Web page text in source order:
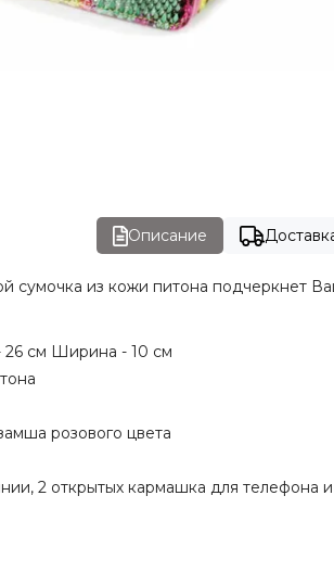
Описание
сумочка из кожи питона подчеркнет
26 см Ширина - 10 см
розового цвета
2 открытых кармашка для телефона